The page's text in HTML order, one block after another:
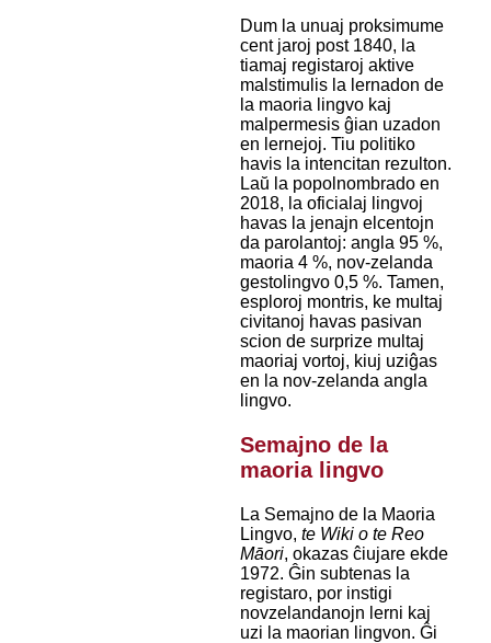
Dum la unuaj proksimume
cent jaroj post 1840, la
tiamaj registaroj aktive
malstimulis la lernadon de
la maoria lingvo kaj
malpermesis ĝian uzadon
en lernejoj. Tiu politiko
havis la intencitan rezulton.
Laŭ la popolnombrado en
2018, la oficialaj lingvoj
havas la jenajn elcentojn
da parolantoj: angla 95 %,
maoria 4 %, nov-zelanda
gestolingvo 0,5 %. Tamen,
esploroj montris, ke multaj
civitanoj havas pasivan
scion de surprize multaj
maoriaj vortoj, kiuj uziĝas
en la nov-zelanda angla
lingvo.
Semajno de la
maoria lingvo
La Semajno de la Maoria
Lingvo, te Wiki o te Reo
Māori, okazas ĉiujare ekde
1972. Ĝin subtenas la
registaro, por instigi
novzelandanojn lerni kaj
uzi la maorian lingvon. Ĝi